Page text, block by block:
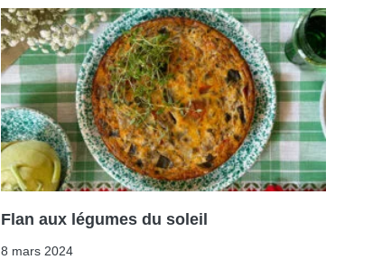
Flan aux légumes du soleil
8 mars 2024